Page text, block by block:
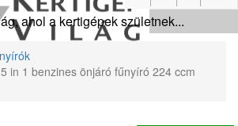
ahol a kertigépek születnek...
in 1 benzines önjáró fűnyíró 224 ccm